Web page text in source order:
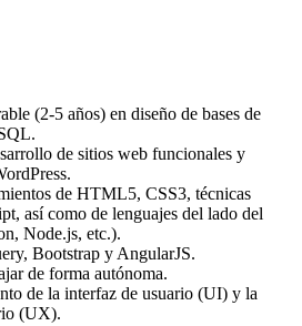
(2-5 años) en diseño de bases de
de sitios web funcionales y
de HTML5, CSS3, técnicas
así como de lenguajes del lado del
Node.js, etc.).
Bootstrap y AngularJS.
de forma autónoma.
de la interfaz de usuario (UI) y la
(UX).